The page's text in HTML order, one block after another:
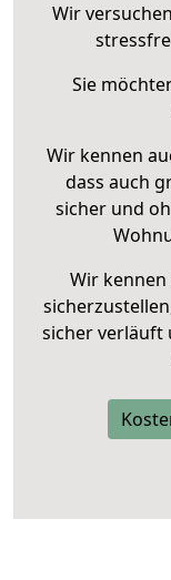
Wir
Sie
Wir kennen
dass auch
sicher und
Wir
sicher verläuft